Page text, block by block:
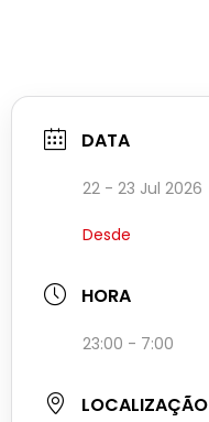
DATA
22 - 23 Jul 2026
Desde
HORA
23:00 - 7:00
LOCALIZAÇÃO